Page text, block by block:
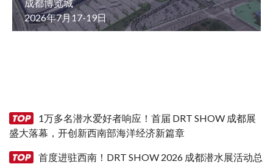
成都博览城
2026年7月17-19日
1万多名潜水爱好者响应！首届 DRT SHOW 成都展
盛大落幕，开创新西南部海洋经济新篇章
首度进驻西南！DRT SHOW 2026 成都潜水展活动总